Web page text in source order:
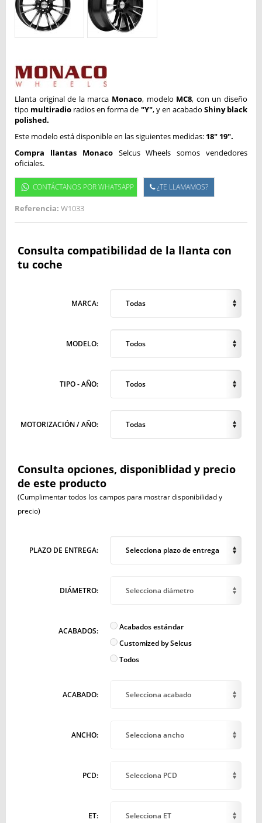
Llanta original de la marca Monaco, modelo MC8, con un diseño
tipo multiradio radios en forma de "Y", y en acabado Shiny black
polished.
Este modelo está disponible en las siguientes medidas: 18" 19".
Compra llantas MonacoSelcus Wheels somos vendedores
oficiales.
CONTÁCTANOS POR WHATSAPP ¿TE LLAMAMOS?
Referencia: W1033
Consulta compatibilidad de la llanta con
tu coche
MARCA: Todas
MODELO: Todos
TIPO - AÑO: Todos
MOTORIZACIÓN / AÑO: Todas
Consulta opciones, disponiblidad y precio
de este producto
(Cumplimentar todos los campos para mostrar disponibilidad y
precio)
PLAZO DE ENTREGA: Selecciona plazo de entrega
DIÁMETRO: Selecciona diámetro
ACABADOS:
Acabados estándar
Customized by Selcus
Todos
ACABADO: Selecciona acabado
ANCHO: Selecciona ancho
PCD: Selecciona PCD
ET: Selecciona ET